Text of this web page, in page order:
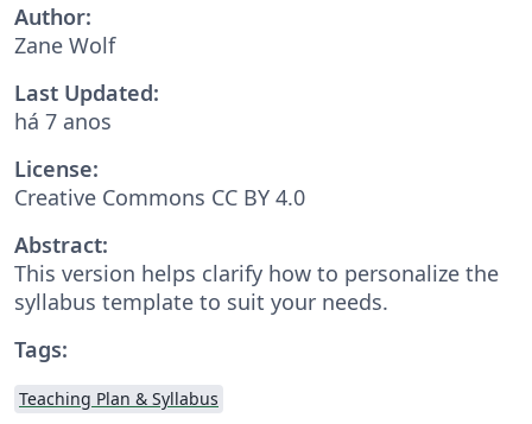
Author:
Zane Wolf
Last Updated:
há 7 anos
License:
Creative Commons CC BY 4.0
Abstract:
This version helps clarify how to personalize the
syllabus template to suit your needs.
Tags:
Teaching Plan & Syllabus